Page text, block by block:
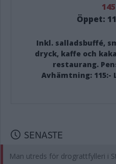
Öppet:
Inkl. salladsbuffé,
dryck, kaffe och
restaurang.
Avhämtning: 115:-
SENASTE
Man utreds för drograttfylleri i